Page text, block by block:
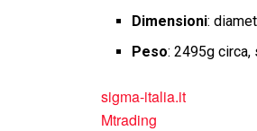
Dimensioni:
Peso: 2495g
sigma-italia.it
Mtrading